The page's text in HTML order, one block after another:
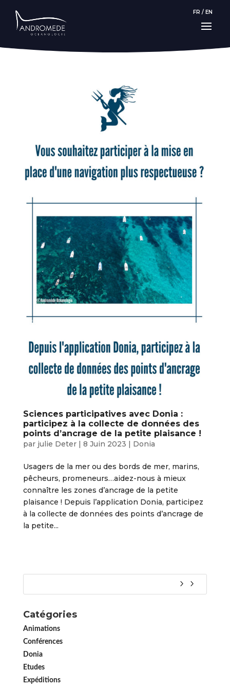
FR / EN
Sciences participatives avec Donia :
participez à la collecte de données des
points d’ancrage de la petite plaisance !
par julie Deter| 8 Juin 2023 | Donia
Usagers de la mer ou des bords de mer, marins,
pêcheurs, promeneurs…aidez-nous à mieux
connaître les zones d’ancrage de la petite
plaisance ! Depuis l’application Donia, participez
à la collecte de données des points d’ancrage de
la petite...
Catégories
Animations
Conférences
Donia
Etudes
Expéditions